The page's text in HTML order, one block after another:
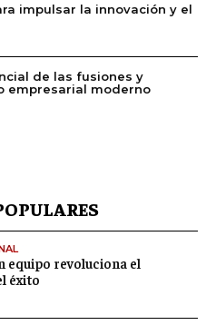
impulsar la innovación y el
de las fusiones y
empresarial moderno
equipo revoluciona el
éxito